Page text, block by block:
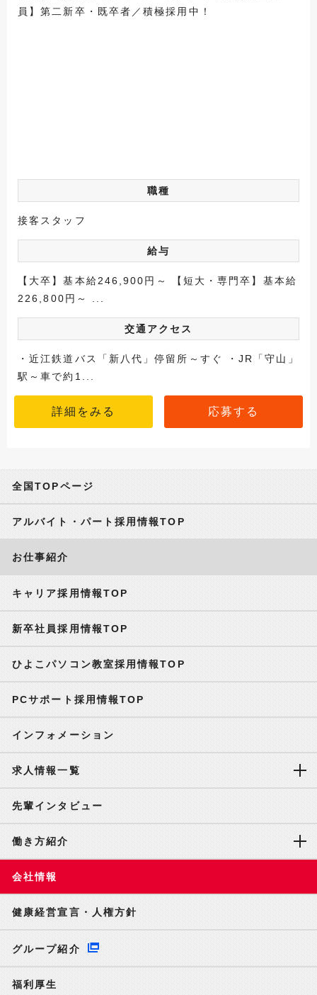
員】第二新卒・既卒者／積極採用中！
職種
接客スタッフ
給与
【大卒】基本給246,900円～ 【短大・専門卒】基本給
226,800円～ ...
交通アクセス
・近江鉄道バス「新八代」停留所～すぐ ・JR「守山」
駅～車で約1...
詳細をみる 応募する
全国TOPページ
アルバイト・パート採用情報TOP
お仕事紹介
キャリア採用情報TOP
新卒社員採用情報TOP
ひよこパソコン教室採用情報TOP
PCサポート採用情報TOP
インフォメーション
求人情報一覧
先輩インタビュー
働き方紹介
会社情報
健康経営宣言・人権方針
グループ紹介
福利厚生